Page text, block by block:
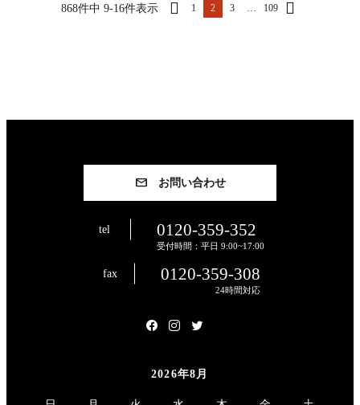
868件中 9-16件表示 1 2 3 … 109
お問い合わせ
tel 0120-359-352
受付時間：平日 9:00~17:00
fax 0120-359-308
24時間対応
2026年8月